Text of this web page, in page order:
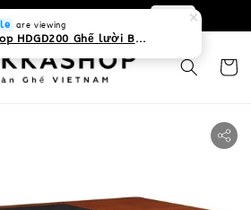
hệ với chúng tôi
are viewing
Tekkashop HDGD200 Ghế lười Beanbag form truyền thống, chất liệu Olefin canvas kháng nước, màu xanh biển, có thể sử dụng trong nhà và cả ngoài trời, có quai xách